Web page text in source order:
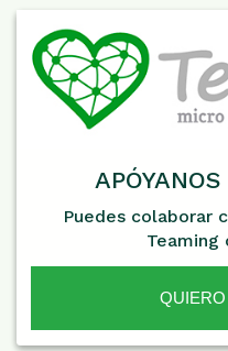
Puedes colaborar
Teaming